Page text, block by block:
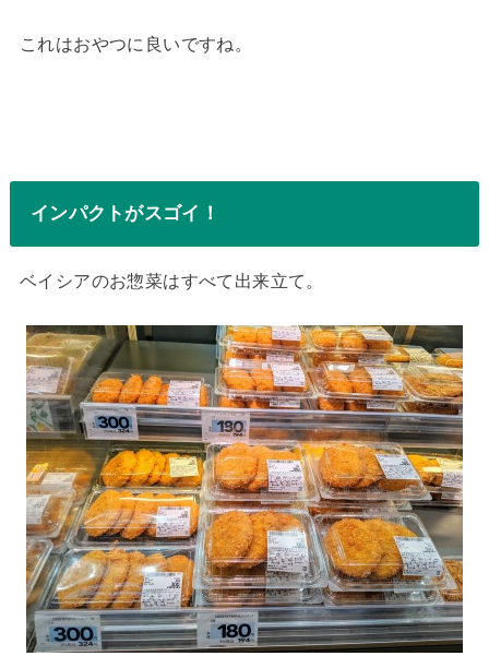
これはおやつに良いですね。
インパクトがスゴイ！
ベイシアのお惣菜はすべて出来立て。